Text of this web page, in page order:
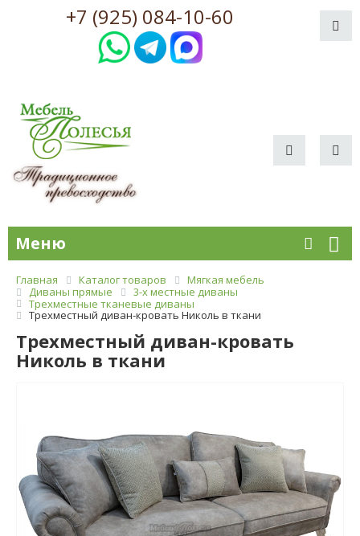
+7 (925) 084-10-60
Меню
Главная Каталог товаров
Мягкая мебель
Диваны прямые
3-х местные диваны
Трехместные тканевые диваны
Трехместный диван-кровать Николь в ткани
Трехместный диван-кровать
Николь в ткани